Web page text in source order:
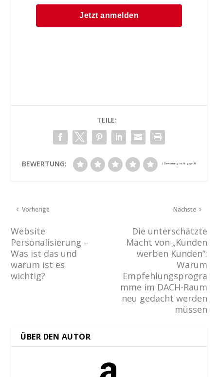
TEILE:
BEWERTUNG:
Vorherige
Website
Personalisierung –
Was ist das und
warum ist es
wichtig?
Nächste
Die unterschätzte
Macht von „Kunden
werben Kunden“:
Warum
Empfehlungsprogra
mme im DACH-Raum
neu gedacht werden
müssen
ÜBER DEN AUTOR